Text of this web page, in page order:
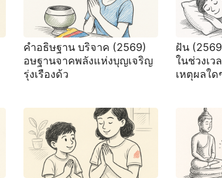
คำอธิษฐาน บริจาค (2569)
อษฐานจาคพลังแห่งบุญเจริญ
รุ่งเรืองด้ว
ฝัน
ในช่วงเว
เหตุผลใด